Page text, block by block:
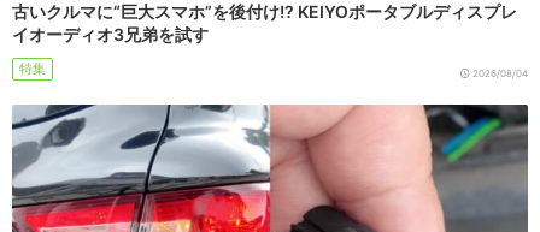
古いクルマに“巨大スマホ”を後付け!? KEIYOポータブルディスプレ
イオーディオ3兄弟を試す
特集 2026/08/04